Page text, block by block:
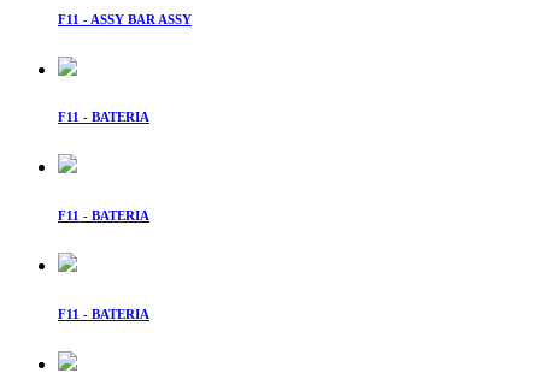
F11 - ASSY BAR ASSY
F11 - BATERIA
F11 - BATERIA
F11 - BATERIA